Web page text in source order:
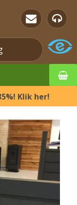
Klik her!